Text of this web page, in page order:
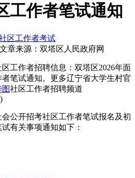
工作者笔试通知
区工作者考试
文章来源：双塔区人民政府网
工作者招聘信息：双塔区2026年面
笔试通知。更多辽宁省大学生村官
社区工作者招聘频道
)
公开招考社区工作者笔试报名及初
有关事项通知如下：